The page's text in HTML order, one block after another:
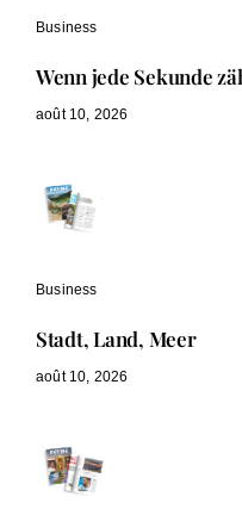
Business
Wenn jede Sekunde
août 10, 2026
Business
Stadt, Land, Meer
août 10, 2026